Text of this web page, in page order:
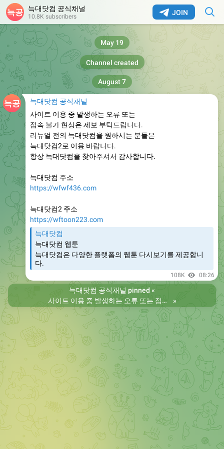
JOIN
늑대닷컴 공식채널
10.8K subscribers
Channel created
May 19
늑대닷컴 공식채널
사이트 이용 중 발생하는 오류 또는
접속 불가 현상은 제보 부탁드립니다.
리뉴얼 전의 늑대닷컴을 원하시는 분들은
늑대닷컴2로 이용 바랍니다.
항상 늑대닷컴을 찾아주셔서 감사합니다.
늑대닷컴 주소
https://wfwf436.com
늑대닷컴2 주소
https://wftoon223.com
늑대닷컴
늑대닷컴 웹툰
늑대닷컴은 다양한 플랫폼의 웹툰 다시보기를 제공합니
다.
108K 08:26
August 7
늑대닷컴 공식채널 pinned «
사이트 이용 중 발생하는 오류 또는 접속 불가 현상은 제보 부탁드립니다. 리뉴얼 전의 늑대닷컴을 원하시는 분들은 늑대닷컴2로 이용 바랍니다. 항상 늑대닷컴을 찾아주셔서 감사합니다. 늑대닷컴 주소 https://wfwf436.com 늑대닷컴2 주소 https://wftoon223.com
»